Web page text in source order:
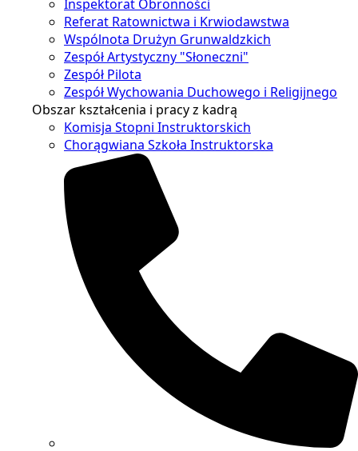
Inspektorat Obronności
Referat Ratownictwa i Krwiodawstwa
Wspólnota Drużyn Grunwaldzkich
Zespół Artystyczny "Słoneczni"
Zespół Pilota
Zespół Wychowania Duchowego i Religijnego
Obszar kształcenia i pracy z kadrą
Komisja Stopni Instruktorskich
Chorągwiana Szkoła Instruktorska